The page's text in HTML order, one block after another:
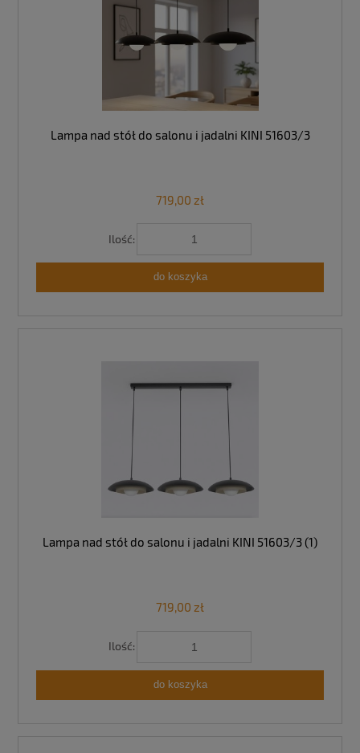
Lampa nad stół do salonu i jadalni KINI 51603/3
719,00 zł
Ilość:
do koszyka
Lampa nad stół do salonu i jadalni KINI 51603/3 (1)
719,00 zł
Ilość:
do koszyka